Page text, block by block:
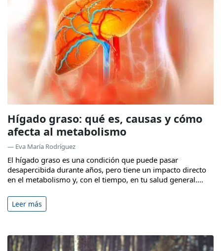
Hígado graso: qué es, causas y cómo
afecta al metabolismo
— Eva María Rodríguez
El hígado graso es una condición que puede pasar
desapercibida durante años, pero tiene un impacto directo
en el metabolismo y, con el tiempo, en tu salud general....
Leer más